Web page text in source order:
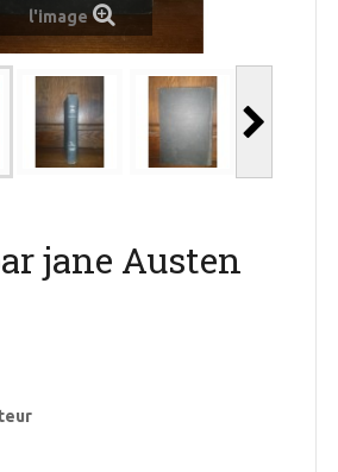
l'image
jane Austen